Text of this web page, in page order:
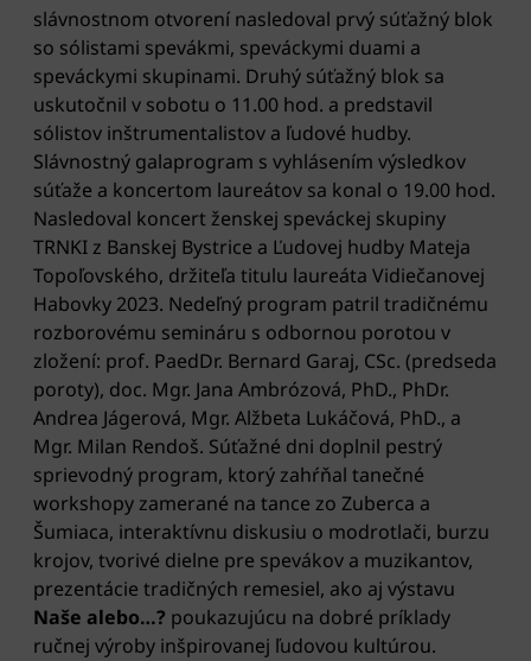
slávnostnom otvorení nasledoval prvý súťažný blok
so sólistami spevákmi, speváckymi duami a
speváckymi skupinami. Druhý súťažný blok sa
uskutočnil v sobotu o 11.00 hod. a predstavil
sólistov inštrumentalistov a ľudové hudby.
Slávnostný galaprogram s vyhlásením výsledkov
súťaže a koncertom laureátov sa konal o 19.00 hod.
Nasledoval koncert ženskej speváckej skupiny
TRNKI z Banskej Bystrice a Ľudovej hudby Mateja
Topoľovského, držiteľa titulu laureáta Vidiečanovej
Habovky 2023. Nedeľný program patril tradičnému
rozborovému semináru s odbornou porotou v
zložení: prof. PaedDr. Bernard Garaj, CSc. (predseda
poroty), doc. Mgr. Jana Ambrózová, PhD., PhDr.
Andrea Jágerová, Mgr. Alžbeta Lukáčová, PhD., a
Mgr. Milan Rendoš. Súťažné dni doplnil pestrý
sprievodný program, ktorý zahŕňal tanečné
workshopy zamerané na tance zo Zuberca a
Šumiaca, interaktívnu diskusiu o modrotlači, burzu
krojov, tvorivé dielne pre spevákov a muzikantov,
prezentácie tradičných remesiel, ako aj výstavu
Naše alebo…? poukazujúcu na dobré príklady
ručnej výroby inšpirovanej ľudovou kultúrou.